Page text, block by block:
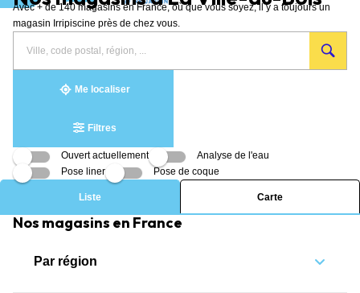
Aller au contenu
Avec + de 140 magasins en France, où que vous soyez, il y a toujours un
magasin Irripiscine près de chez vous.
Rechercher
Veuillez
renseigner
{{count}}
résultat(s)
Me localiser
Filtres
Ouvert actuellement
Analyse de l'eau
Pose liner
Pose de coque
Liste Carte
Nos magasins en France
Par région